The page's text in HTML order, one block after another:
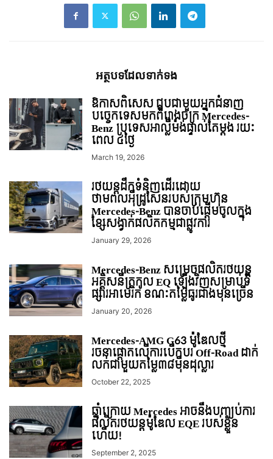
អត្ថបទ​ដែល​ទាក់ទង
ឱកាសពិសេស ជួបជាមួយអ្នកជំនាញ
បច្ចេកទេសមកពីរោងចក្រ Mercedes-
Benz ប្រទេសអាល្លឺម៉ង់ផ្ទាល់តែម្តង រយៈ
ពេល ៤ថ្ងៃ
March 19, 2026
រថយន្ដដឹកទំនិញដើរដោយ
ថាមពលអុីដ្រូសែនរបស់ក្រុមហ៊ុន
Mercedes-Benz បានចាប់ផ្ដើមចូលក្នុង
ខ្សែសង្វាក់ផលិតកម្មជាផ្លូវការ
January 29, 2026
Mercedes-Benz សម្រេចផលិតរថយន្ដ
អគ្គិសនីត្រកូល EQ ឡើងវិញសម្រាប់ទី
ផ្សារអាមេរិក ខណៈតម្លៃធូរជាងមុនច្រើន
January 20, 2026
Mercedes-AMG G63 ម៉ូឌែលថ្មី
រចនាផ្តោតលើការបើកបរ Off-Road ដាក់
លក់ជាមួយតម្លៃ៣៨ម៉ឺនដុល្លារ
October 22, 2025
ឆ្នាំក្រោយ Mercedes អាចនឹងបញ្ឈប់ការ
ផលិតរថយន្តម៉ូឌែល EQE របស់ខ្លួន
ហើយ!
September 2, 2025